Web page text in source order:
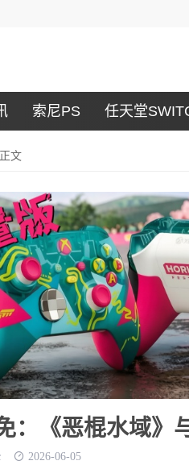
索尼PS 任天堂
正文
：《恶棍水域》
2026-06-05